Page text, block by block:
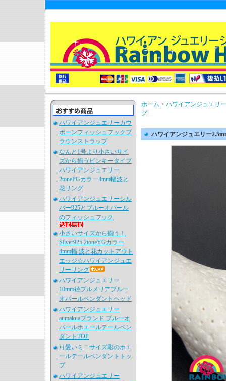
ハワイアンジュエリーカウ
ボーンフィッシュフックブ
ラウンストラップ
なんと1号より小さいサイ
ズから揃うピンキータイプ
ハワイアンジュエリー
2tonePGカラー4mm幅波と
花リング
ハワイアンジュエリーシル
バー925とブルーオパール
のフィッシュフック
小さいサイズから揃う！
Silver925 2toneYGカラー
4mm幅 波と花カットアウト
エッジ☆ハワイアンジュエ
リーリング
ハワイアンジュエリー
10mm径プルメリアブルー
オパールペンダントヘッド
ハワイアンジュエリー
aumakuaブランド ブルーオ
パールホエールテールペン
ダントTOP
可愛いミニサイズ彫のホエ
ールテールペンダントトッ
プ
ハワイアンジュエリー
ホーム > ハワイアンジュエリ
グ
ハワイアンジュエリー